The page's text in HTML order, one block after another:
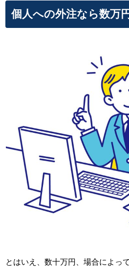
個人への外注なら数万
とはいえ、数十万円、場合によっ